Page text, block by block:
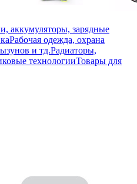
аккумуляторы, зарядные
Рабочая одежда, охрана
и тд.Радиаторы,
технологииТовары для